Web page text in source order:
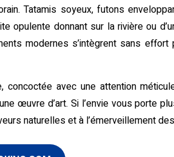
Tatamis soyeux, futons
opulente donnant sur la rivière ou
modernes s’intègrent sans
avec une attention
œuvre d’art. Si l’envie vous porte
naturelles et à l’émerveillement